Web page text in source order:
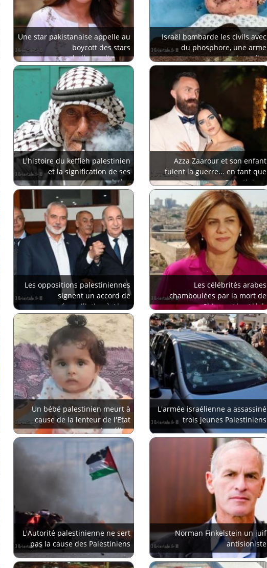
Une star pakistanaise appelle au
boycott des stars
hollywoodiennes
Israël bombarde les civils avec
du phosphore, une arme
interdite
L'histoire du keffieh palestinien
et la signification de ses
symboles
Azza Zaarour et son enfant
fuient la guerre... en tant que
Palestiniens
Les oppositions palestiniennes
signent un accord de
réconciliation à Alger
Les célébrités arabes
chamboulées par la mort de
Shireen Abu Akleh
Un bébé palestinien meurt à
cause de la lenteur de l'Etat
israélien
L'armée israélienne a assassiné
trois jeunes Palestiniens
L'Autorité palestinienne ne sert
pas la cause des Palestiniens
Norman Finkelstein un juif
antisioniste